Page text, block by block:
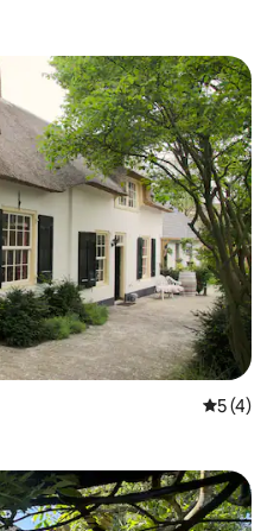
5 de
5 (4)